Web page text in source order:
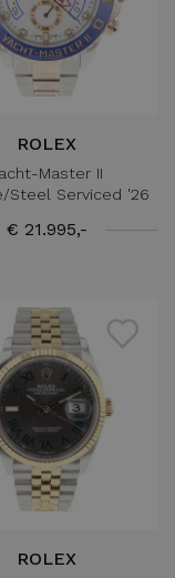
ROLEX
Master II
Steel Serviced '26
€ 21.995,-
ROLEX